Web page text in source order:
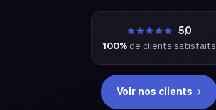
5,0
100% de clients satisfaits
Voir nos clients